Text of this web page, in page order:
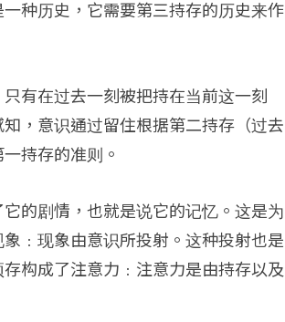
种历史，它需要第三持存的历史来作
有在过去一刻被把持在当前这一刻
，意识通过留住根据第二持存（过去
持存的准则。
的剧情，也就是说它的记忆。这是为
﹕现象由意识所投射。这种投射也是
构成了注意力﹕注意力是由持存以及